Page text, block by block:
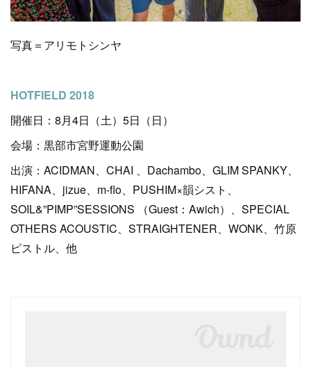
写真＝アリモトシンヤ
HOTFIELD 2018
開催日：8月4日（土）5日（日）
会場：黒部市宮野運動公園
出演：ACIDMAN、CHAI 、Dachambo、GLIM SPANKY、
HIFANA、jizue、m-flo、PUSHIM×韻シスト、
SOIL&”PIMP”SESSIONS （Guest：Awich）、SPECIAL
OTHERS ACOUSTIC、STRAIGHTENER、WONK、竹原
ピストル、他